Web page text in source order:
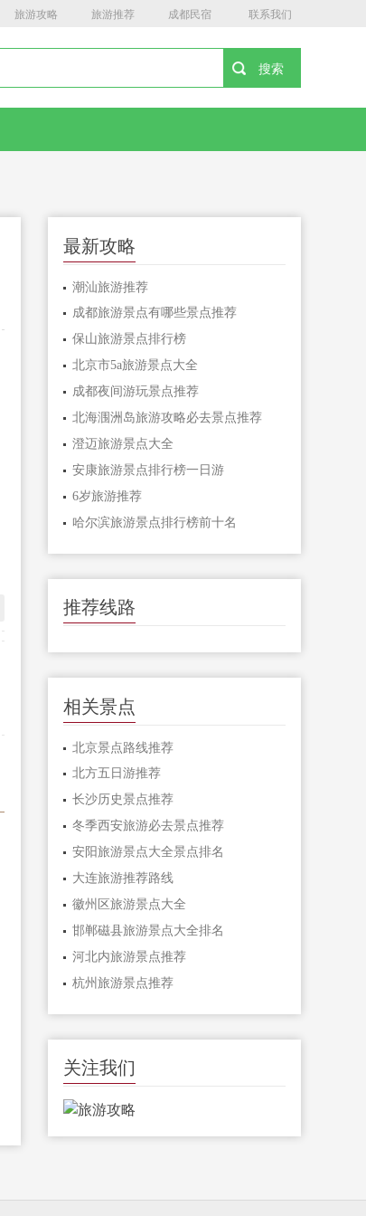
旅游攻略 旅游推荐 成都民宿 联系我们
最新攻略
潮汕旅游推荐
成都旅游景点有哪些景点推荐
保山旅游景点排行榜
北京市5a旅游景点大全
成都夜间游玩景点推荐
北海涠洲岛旅游攻略必去景点推荐
澄迈旅游景点大全
安康旅游景点排行榜一日游
6岁旅游推荐
哈尔滨旅游景点排行榜前十名
推荐线路
相关景点
北京景点路线推荐
北方五日游推荐
长沙历史景点推荐
冬季西安旅游必去景点推荐
安阳旅游景点大全景点排名
大连旅游推荐路线
徽州区旅游景点大全
邯郸磁县旅游景点大全排名
河北内旅游景点推荐
杭州旅游景点推荐
关注我们